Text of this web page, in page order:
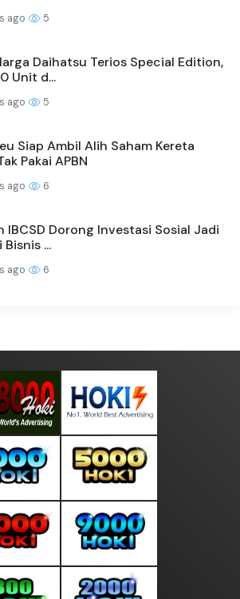
ago 5
Daihatsu Terios Special Edition,
Unit d...
ago 5
Siap Ambil Alih Saham Kereta
Pakai APBN
ago 6
IBCSD Dorong Investasi Sosial Jadi
...
ago 6